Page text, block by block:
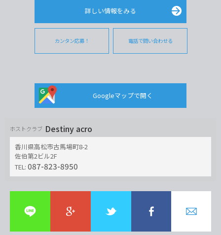
詳しい情報をみる
カンタン応募！ 電話で問い合わせる
Googleマップで開く
ホストクラブ Destiny acro
香川県高松市古馬場町8-2
佐伯第2ビル2F
TEL: 087-823-8950